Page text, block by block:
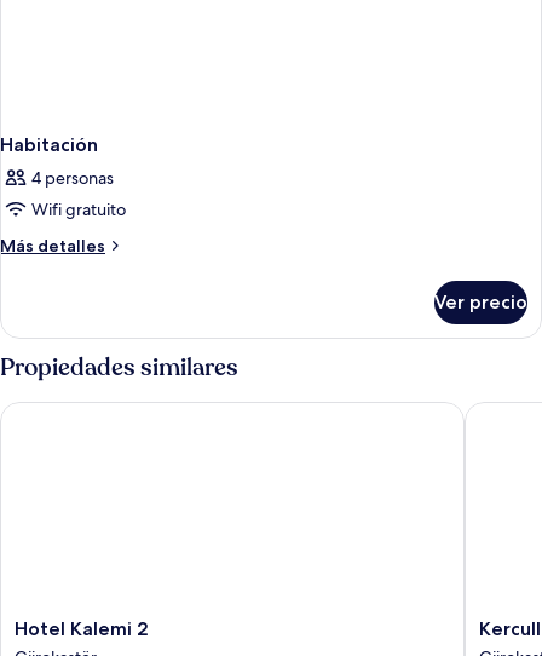
Habitación
4 personas
Wifi gratuito
Más detalles
Más
Ver precio
Propiedades similares
Hotel
Kalemi
Hotel Kalemi 2
Hotel Kalemi 2
Kerculla
Resort
Kerculla